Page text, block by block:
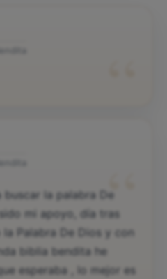
“
buscar la palabra De
mi apoyo, día tras
Palabra De Dios y con
biblia bendita he
esperaba , lo mejor es